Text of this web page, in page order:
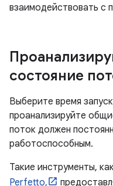
взаимодействовать с
состояние
Выберите время
проанализируйте
поток должен
работоспособным.
Такие инструменты,
Perfetto,